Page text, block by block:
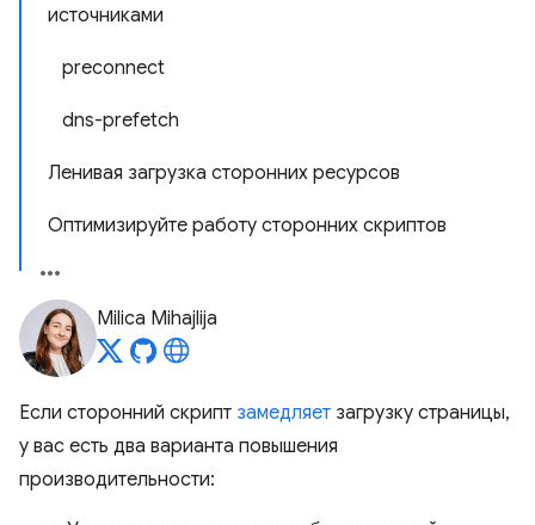
источниками
preconnect
dns-prefetch
Ленивая загрузка сторонних ресурсов
Оптимизируйте работу сторонних скриптов
Milica Mihajlija
Если сторонний скрипт замедляет загрузку страницы,
у вас есть два варианта повышения
производительности: